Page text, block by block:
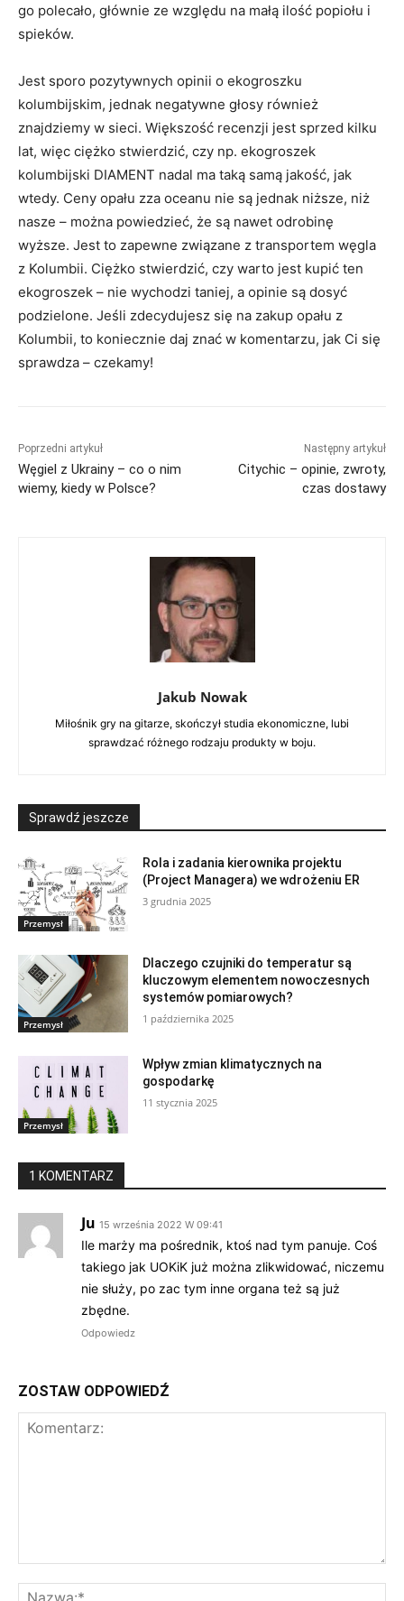
go polecało, głównie ze względu na małą ilość popiołu i
spieków.
Jest sporo pozytywnych opinii o ekogroszku
kolumbijskim, jednak negatywne głosy również
znajdziemy w sieci. Większość recenzji jest sprzed kilku
lat, więc ciężko stwierdzić, czy np. ekogroszek
kolumbijski DIAMENT nadal ma taką samą jakość, jak
wtedy. Ceny opału zza oceanu nie są jednak niższe, niż
nasze – można powiedzieć, że są nawet odrobinę
wyższe. Jest to zapewne związane z transportem węgla
z Kolumbii. Ciężko stwierdzić, czy warto jest kupić ten
ekogroszek – nie wychodzi taniej, a opinie są dosyć
podzielone. Jeśli zdecydujesz się na zakup opału z
Kolumbii, to koniecznie daj znać w komentarzu, jak Ci się
sprawdza – czekamy!
Poprzedni artykuł
Węgiel z Ukrainy – co o nim
wiemy, kiedy w Polsce?
Następny artykuł
Citychic – opinie, zwroty,
czas dostawy
Jakub Nowak
Miłośnik gry na gitarze, skończył studia ekonomiczne, lubi
sprawdzać różnego rodzaju produkty w boju.
Sprawdź jeszcze
Przemysł
Rola i zadania kierownika projektu
(Project Managera) we wdrożeniu ER
3 grudnia 2025
Przemysł
Dlaczego czujniki do temperatur są
kluczowym elementem nowoczesnych
systemów pomiarowych?
1 października 2025
Przemysł
Wpływ zmian klimatycznych na
gospodarkę
11 stycznia 2025
1 KOMENTARZ
Ju 15 września 2022 W 09:41
Ile marży ma pośrednik, ktoś nad tym panuje. Coś
takiego jak UOKiK już można zlikwidować, niczemu
nie służy, po zac tym inne organa też są już
zbędne.
Odpowiedz
ZOSTAW ODPOWIEDŹ